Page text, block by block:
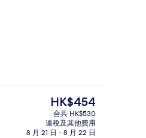
床/加床 (收費)
餐廳
現
價
HK$454
HK$454
合共 HK$530
連稅及其他費用
8 月 21 日 - 8 月 22 日